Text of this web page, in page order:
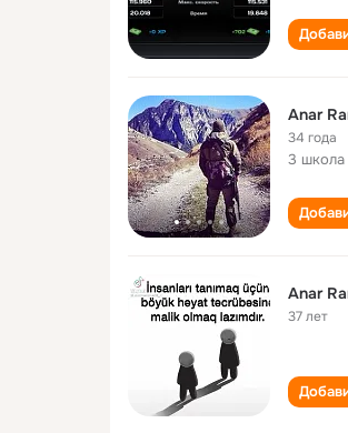
Anar
34 года
3
Anar
37 лет